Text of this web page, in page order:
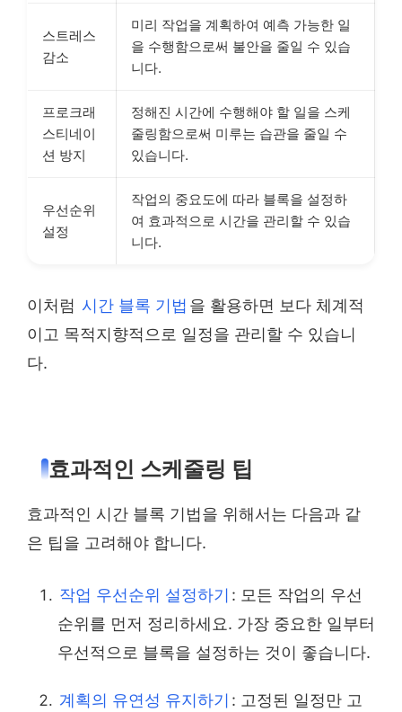
스트레스
감소
미리 작업을 계획하여 예측 가능한 일
을 수행함으로써 불안을 줄일 수 있습
니다.
프로크래
스티네이
션 방지
정해진 시간에 수행해야 할 일을 스케
줄링함으로써 미루는 습관을 줄일 수
있습니다.
우선순위
설정
작업의 중요도에 따라 블록을 설정하
여 효과적으로 시간을 관리할 수 있습
니다.
이처럼 시간 블록 기법 을 활용하면 보다 체계적
이고 목적지향적으로 일정을 관리할 수 있습니
다.
효과적인 스케줄링 팁
효과적인 시간 블록 기법을 위해서는 다음과 같
은 팁을 고려해야 합니다.
작업 우선순위 설정하기 : 모든 작업의 우선
순위를 먼저 정리하세요. 가장 중요한 일부터
우선적으로 블록을 설정하는 것이 좋습니다.
계획의 유연성 유지하기 : 고정된 일정만 고